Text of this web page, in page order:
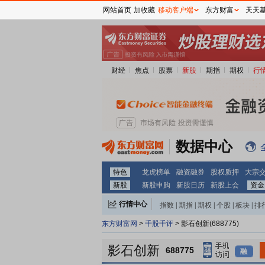
财经 焦点 股票 新股 期指 期权 行
数据中心
特色 龙虎榜单 融资融券 股权质押
大宗
新股
新股申购 新股日历 新股上会 资金
行情中心 指数 期指 期权 个股 板块 排
东方财富网 > 千股千评 > 影石创新(688775)
影石创新 688775 融
网站首页 加收藏 移动客户端 东方财富 天天